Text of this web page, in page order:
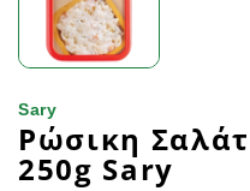
Sary
Ρώσικη
250g Sary